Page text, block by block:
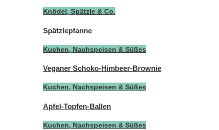
Knödel, Spätzle & Co.
Spätzlepfanne
Kuchen, Nachspeisen & Süßes
Veganer Schoko-Himbeer-Brownie
Kuchen, Nachspeisen & Süßes
Apfel-Topfen-Ballen
Kuchen, Nachspeisen & Süßes